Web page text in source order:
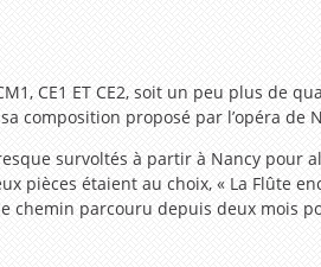
CE1 ET CE2, soit un peu plus de
composition proposé par l’opéra de
survoltés à partir à Nancy pour
pièces étaient au choix, « La Flûte
chemin parcouru depuis deux mois